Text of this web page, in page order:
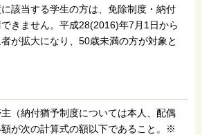
該当する学生の方は、免除制度・納付
きません。平成28(2016)年7月1日から
が拡大になり、50歳未満の方が対象と
（納付猶予制度については本人、配偶
が次の計算式の額以下であること。※